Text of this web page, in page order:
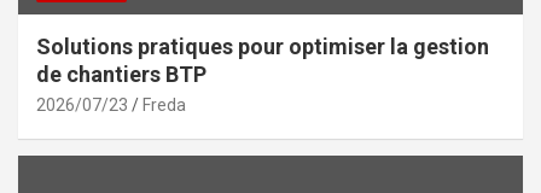
Solutions pratiques pour optimiser la gestion
de chantiers BTP
2026/07/23 Freda